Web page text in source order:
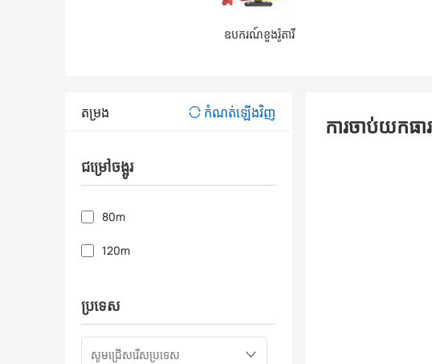
ឧបករណ៍ខួងរ៉ូតារី
តម្រង កំណត់ឡើងវិញ
ជម្រៅចង្អូរ
80m
120m
ប្រទេស
ការចាប់យកធា